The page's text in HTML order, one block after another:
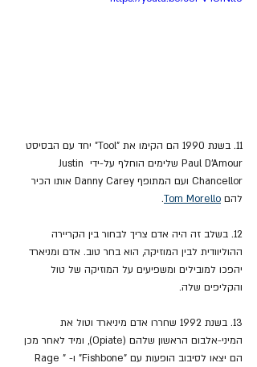
11. בשנת 1990 הם הקימו את "Tool" יחד עם הבסיסט
Paul D'Amour שלימים הוחלף על-ידי Justin
Chancellor ועם המתופף Danny Carey אותו הכיר
להם Tom Morello
.
12. בשלב זה היה אדם צריך לבחור בין הקריירה
ההוליוודית לבין המוזיקה, הוא בחר טוב. אדם ומניארד
יהפכו למובילים ומשפיעים על המוזיקה של טול
והקליפים שלה.
13. בשנת 1992 שחררו אדם מיניארד וטול את
המיני-אלבום הראשון שלהם (Opiate), ומיד לאחר מכן
הם יצאו לסיבוב הופעות עם "Fishbone" ו- "Rage